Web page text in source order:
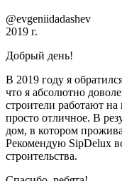
@evgeniidadashev
2019 г.
Добрый день!
В 2019 году я
что я абсолютно
строители работают
просто отличное. В
дом, в котором
Рекомендую SipDelux
строительства.